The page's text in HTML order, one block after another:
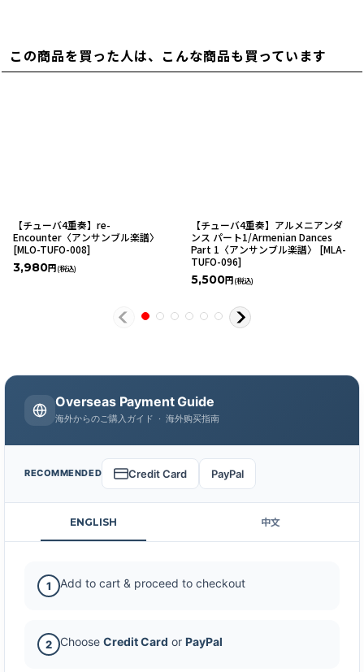
この商品を買った人は、こんな商品も買っています
【チューバ4重奏】re-
Encounter〈アンサンブル楽譜〉
[MLO-TUFO-008]
3,980円 (税込)
【チューバ4重奏】アルメニアンダ
ンス パート1/Armenian Dances
Part 1〈アンサンブル楽譜〉
[MLA-
TUFO-096]
5,500円 (税込)
Overseas Payment Guide
海外からのご購入ガイド · 海外购买指南
RECOMMENDED Credit Card PayPal
ENGLISH 中文
1 Add to cart & proceed to checkout
2 Choose Credit Card or PayPal